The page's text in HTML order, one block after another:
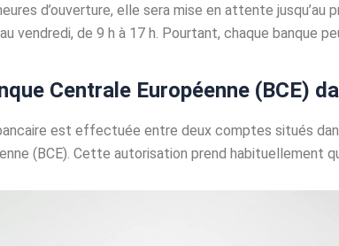
d’ouverture, elle sera mise en attente
vendredi, de 9 h à 17 h. Pourtant, chaque banque
Centrale Européenne (BCE)
est effectuée entre deux comptes situés
(BCE). Cette autorisation prend habituellement